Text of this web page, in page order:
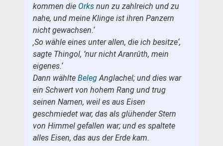
kommen die Orks nun zu zahlreich und zu
nahe, und meine Klinge ist ihren Panzern
nicht gewachsen.‘
‚So wähle eines unter allen, die ich besitze‘,
sagte Thingol, ’nur nicht Aranrûth, mein
eigenes.‘
Dann wählte BelegAnglachel; und dies war
ein Schwert von hohem Rang und trug
seinen Namen, weil es aus Eisen
geschmiedet war, das als glühender Stern
von Himmel gefallen war; und es spaltete
alles Eisen, das aus der Erde kam.